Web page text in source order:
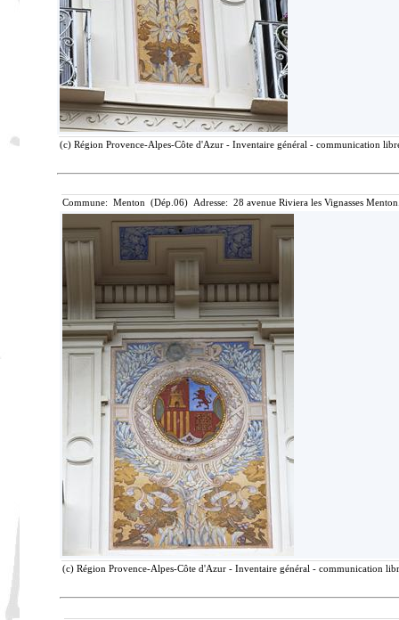
(c) Région Provence-Alpes-Côte d'Azur - Inventaire général - communication
Commune: Menton (Dép.06) Adresse: 28 avenue Riviera les Vignasses
(c) Région Provence-Alpes-Côte d'Azur - Inventaire général - communication